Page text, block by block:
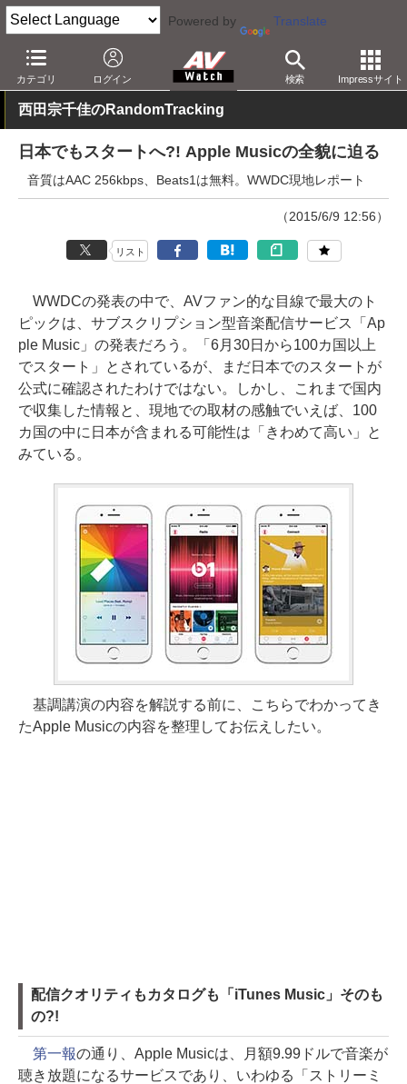
Powered by Translate
カテゴリ ログイン 検索 Impressサイト
AV Watch コンテンツ・サービス 音楽配信 Apple Music
西田宗千佳のRandomTracking
日本でもスタートへ?! Apple Musicの全貌に迫る
音質はAAC 256kbps、Beats1は無料。WWDC現地レポート
（2015/6/9 12:56）
リスト
WWDCの発表の中で、AVファン的な目線で最大のト
ピックは、サブスクリプション型音楽配信サービス「Ap
ple Music」の発表だろう。「6月30日から100カ国以上
でスタート」とされているが、まだ日本でのスタートが
公式に確認されたわけではない。しかし、これまで国内
で収集した情報と、現地での取材の感触でいえば、100
カ国の中に日本が含まれる可能性は「きわめて高い」と
みている。
基調講演の内容を解説する前に、こちらでわかってき
たApple Musicの内容を整理してお伝えしたい。
配信クオリティもカタログも「iTunes Music」そのも
の?!
第一報の通り、Apple Musicは、月額9.99ドルで音楽が
聴き放題になるサービスであり、いわゆる「ストリーミ